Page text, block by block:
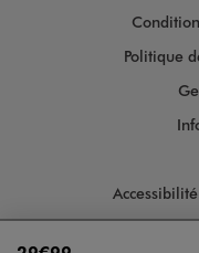
Politique